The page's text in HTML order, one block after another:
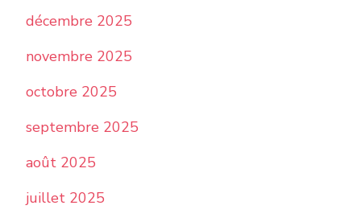
décembre 2025
novembre 2025
octobre 2025
septembre 2025
août 2025
juillet 2025